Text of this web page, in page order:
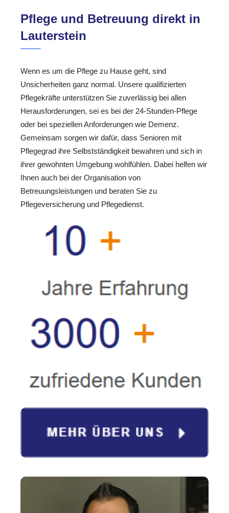
Pflege und Betreuung direkt in
Lauterstein
Wenn es um die Pflege zu Hause geht, sind
Unsicherheiten ganz normal. Unsere qualifizierten
Pflegekräfte unterstützen Sie zuverlässig bei allen
Herausforderungen, sei es bei der 24-Stunden-Pflege
oder bei speziellen Anforderungen wie Demenz.
Gemeinsam sorgen wir dafür, dass Senioren mit
Pflegegrad ihre Selbstständigkeit bewahren und sich in
ihrer gewohnten Umgebung wohlfühlen. Dabei helfen wir
Ihnen auch bei der Organisation von
Betreuungsleistungen und beraten Sie zu
Pflegeversicherung und Pflegedienst.